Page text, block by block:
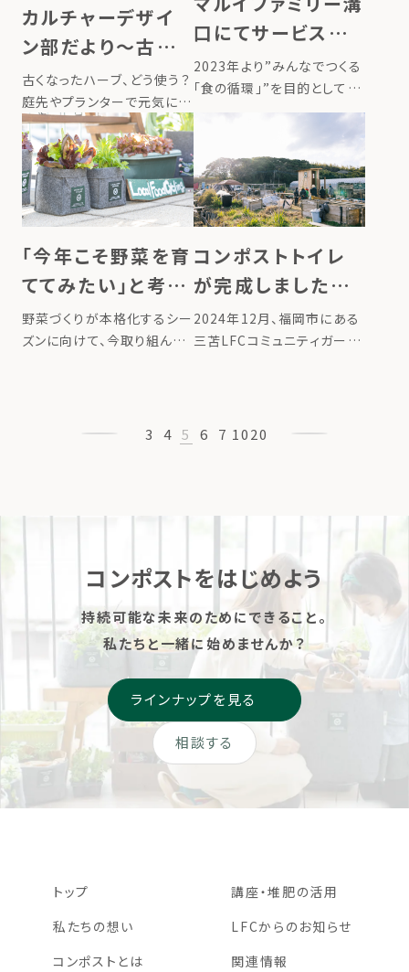
カルチャーデザイ
ン部だより〜古くな
ったハーブをたっぷ
り使ったハーブスチ
ーム＆ハーブボー
ルの楽しみ方〜
古くなったハーブ、どう使う？
庭先やプランターで元気に育
つハーブ。栄養たっぷりの堆
肥で育てると、香り高いハー
ブがたくさん収穫できますよ
ね。 ドライハーブにした後や、
古くなったハーブティーの使
ーブ […]
口にてサービスが
拡充 ー2/4より
LFCコンポスト販
2023年より”みんなでつくる
「食の循環」”を目的として、
初めてのコンポスト講座開催
してまいりましたマルイファ
ミリー溝口（神奈川県川崎市
高津区溝口1-4-1）にて、
2024年6月15日（土）より
「今年こそ野菜を育
ててみたい」と考え
ている方へ
野菜づくりが本格化するシー
ズンに向けて、今取り組んで
ではないでしょうか。 毎日の
食卓にのぼる野菜を、一つで
コンポストトイレ
が完成しました｜
半径2kmの栄養循
環レポート
2024年12月、福岡市にある
三苫LFCコミュニティガーデ
れたのは、千葉でパーマカル
3 4 5 6 7 1020
コンポストをはじめよう
持続可能な未来のためにできること。
私たちと一緒に始めませんか？
相談する
ラインナップを見る
トップ
私たちの想い
コンポストとは
講座・堆肥の活用
LFCからのお知らせ
関連情報